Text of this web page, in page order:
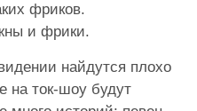
фриков.
и фрики.
найдутся плохо
на ток-шоу будут